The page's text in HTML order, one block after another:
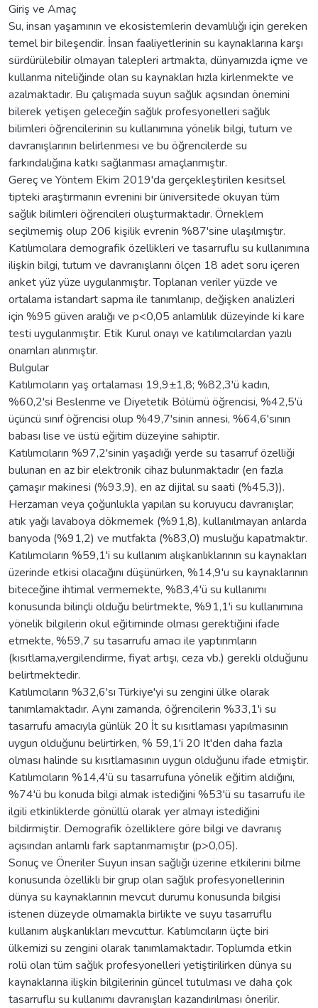
Giriş ve Amaç
Su, insan yaşamının ve ekosistemlerin devamlılığı için gereken
temel bir bileşendir. İnsan faaliyetlerinin su kaynaklarına karşı
sürdürülebilir olmayan talepleri artmakta, dünyamızda içme ve
kullanma niteliğinde olan su kaynakları hızla kirlenmekte ve
azalmaktadır. Bu çalışmada suyun sağlık açısından önemini
bilerek yetişen geleceğin sağlık profesyonelleri sağlık
bilimleri öğrencilerinin su kullanımına yönelik bilgi, tutum ve
davranışlarının belirlenmesi ve bu öğrencilerde su
farkındalığına katkı sağlanması amaçlanmıştır.
Gereç ve Yöntem Ekim 2019'da gerçekleştirilen kesitsel
tipteki araştırmanın evrenini bir üniversitede okuyan tüm
sağlık bilimleri öğrencileri oluşturmaktadır. Örneklem
seçilmemiş olup 206 kişilik evrenin %87'sine ulaşılmıştır.
Katılımcılara demografik özellikleri ve tasarruflu su kullanımına
ilişkin bilgi, tutum ve davranışlarını ölçen 18 adet soru içeren
anket yüz yüze uygulanmıştır. Toplanan veriler yüzde ve
ortalama istandart sapma ile tanımlanıp, değişken analizleri
için %95 güven aralığı ve p<0,05 anlamlılık düzeyinde ki kare
testi uygulanmıştır. Etik Kurul onayı ve katılımcılardan yazılı
onamları alınmıştır.
Bulgular
Katılımcıların yaş ortalaması 19,9±1,8; %82,3'ü kadın,
%60,2'si Beslenme ve Diyetetik Bölümü öğrencisi, %42,5'ü
üçüncü sınıf öğrencisi olup %49,7'sinin annesi, %64,6'sının
babası lise ve üstü eğitim düzeyine sahiptir.
Katılımcıların %97,2'sinin yaşadığı yerde su tasarruf özelliği
bulunan en az bir elektronik cihaz bulunmaktadır (en fazla
çamaşır makinesi (%93,9), en az dijital su saati (%45,3)).
Herzaman veya çoğunlukla yapılan su koruyucu davranışlar;
atık yağı lavaboya dökmemek (%91,8), kullanılmayan anlarda
banyoda (%91,2) ve mutfakta (%83,0) musluğu kapatmaktır.
Katılımcıların %59,1'i su kullanım alışkanlıklarının su kaynakları
üzerinde etkisi olacağını düşünürken, %14,9'u su kaynaklarının
biteceğine ihtimal vermemekte, %83,4'ü su kullanımı
konusunda bilinçli olduğu belirtmekte, %91,1'i su kullanımına
yönelik bilgilerin okul eğitiminde olması gerektiğini ifade
etmekte, %59,7 su tasarrufu amacı ile yaptırımların
(kısıtlama,vergilendirme, fiyat artışı, ceza vb.) gerekli olduğunu
belirtmektedir.
Katılımcıların %32,6'sı Türkiye'yi su zengini ülke olarak
tanımlamaktadır. Aynı zamanda, öğrencilerin %33,1'i su
tasarrufu amacıyla günlük 20 İt su kısıtlaması yapılmasının
uygun olduğunu belirtirken, % 59,1'i 20 It'den daha fazla
olması halinde su kısıtlamasının uygun olduğunu ifade etmiştir.
Katılımcıların %14,4'ü su tasarrufuna yönelik eğitim aldığını,
%74'ü bu konuda bilgi almak istediğini %53'ü su tasarrufu ile
ilgili etkinliklerde gönüllü olarak yer almayı istediğini
bildirmiştir. Demografik özelliklere göre bilgi ve davranış
açısından anlamlı fark saptanmamıştır (p>0,05).
Sonuç ve Öneriler Suyun insan sağlığı üzerine etkilerini bilme
konusunda özellikli bir grup olan sağlık profesyonellerinin
dünya su kaynaklarının mevcut durumu konusunda bilgisi
istenen düzeyde olmamakla birlikte ve suyu tasarruflu
kullanım alışkanlıkları mevcuttur. Katılımcıların üçte biri
ülkemizi su zengini olarak tanımlamaktadır. Toplumda etkin
rolü olan tüm sağlık profesyonelleri yetiştirilirken dünya su
kaynaklarına ilişkin bilgilerinin güncel tutulması ve daha çok
tasarruflu su kullanımı davranışları kazandırılması önerilir.